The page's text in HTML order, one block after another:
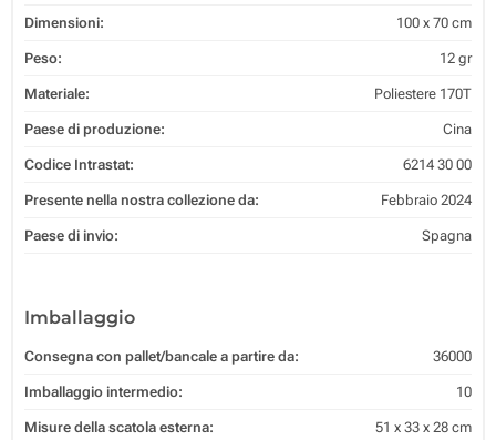
Dimensioni: 100 x 70 cm
Peso: 12 gr
Materiale: Poliestere 170T
Paese di produzione: Cina
Codice Intrastat: 6214 30 00
Presente nella nostra collezione da: Febbraio 2024
Paese di invio: Spagna
Imballaggio
Consegna con pallet/bancale a partire da: 36000
Imballaggio intermedio: 10
Misure della scatola esterna: 51 x 33 x 28 cm